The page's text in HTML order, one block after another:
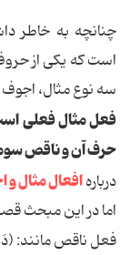
چنانچه به خاطر
است که یکی از
سه نوع مثال،
فعل مثال فعلی
حرف آن و ناقص
دربارهافعال مثال و
اما در این مبحث
فعل ناقص مانند: